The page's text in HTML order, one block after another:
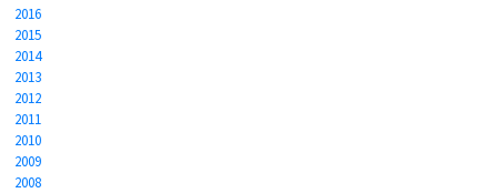
2016
2015
2014
2013
2012
2011
2010
2009
2008